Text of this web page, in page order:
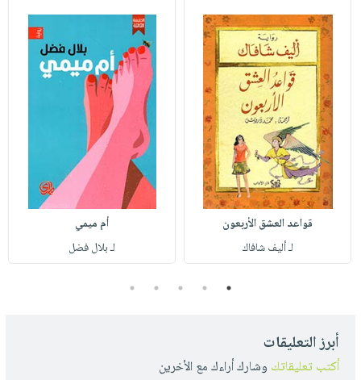
قواعد العشق الأربعون
لـ أليف شافاك
أم ميمي
لـ بلال فضل
1
2
3
4
5
أبرز التعليقات
أكتب تعليقاتك وشارك أراءك مع الأخرين